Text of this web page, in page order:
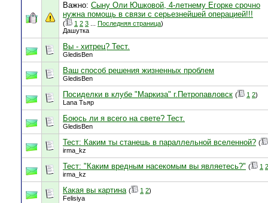
Важно: Сыну Оли Юшковой, 4-летнему Егорке срочно
нужна помощь в связи с серьезнейшей операцией!!!
( 1 2 3 Последняя страница)
Дашутка
Вы - хитрец? Тест.
GledisBen
Ваш способ решения жизненных проблем
GledisBen
Посиделки в клубе "Маркиза" г.Петропавловск ( 1 2)
Lana Тьяр
Боюсь ли я всего на свете? Тест.
GledisBen
Тест: Каким ты станешь в параллельной вселенной? (
irma_kz
Тест: "Каким вредным насекомым вы являетесь?" ( 1 2
irma_kz
Какая вы картина ( 1 2)
Felisiya